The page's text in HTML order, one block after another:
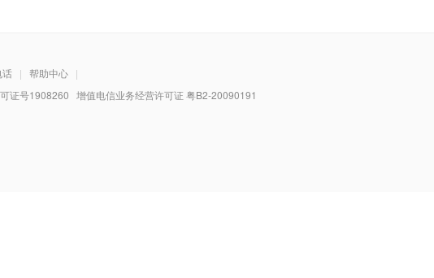
话 | 帮助中心 |
证号1908260 增值电信业务经营许可证 粤B2-20090191